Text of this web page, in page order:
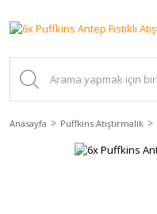
Anasayfa Puffkins Atıştırmalık